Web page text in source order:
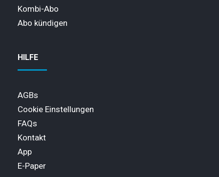
Kombi-Abo
Abo kündigen
HILFE
AGBs
Cookie Einstellungen
FAQs
Kontakt
App
E-Paper